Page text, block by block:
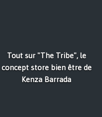
Tout sur "The Tribe", le
concept store bien être de
Kenza Barrada